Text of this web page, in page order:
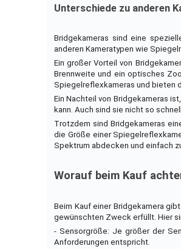
Unterschiede zu anderen
Bridgekameras sind eine
anderen Kameratypen wie
Ein großer Vorteil von
Brennweite und ein optisches
Spiegelreflexkameras und bieten
Ein Nachteil von Bridgekameras
kann. Auch sind sie nicht so
Trotzdem sind Bridgekameras
die Größe einer
Spektrum abdecken und einfach
Worauf beim Kauf
Beim Kauf einer Bridgekamera
gewünschten Zweck erfüllt. Hier
- Sensorgröße: Je größer der
Anforderungen entspricht.